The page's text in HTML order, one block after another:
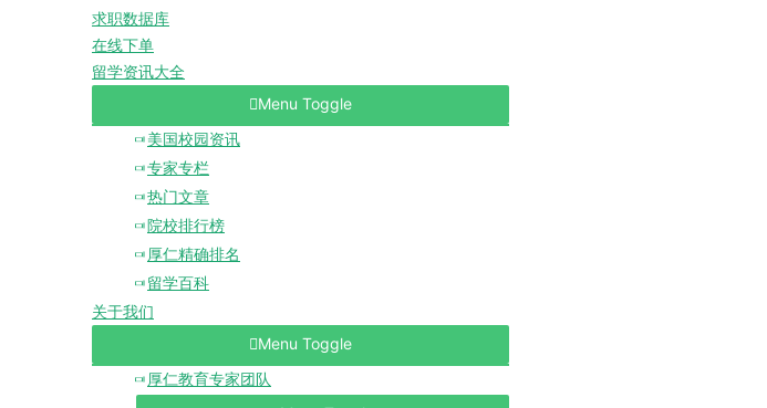
求职数据库
在线下单
留学资讯大全
Menu Toggle
美国校园资讯
专家专栏
热门文章
院校排行榜
厚仁精确排名
留学百科
关于我们
Menu Toggle
厚仁教育专家团队